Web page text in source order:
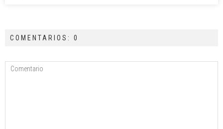
COMENTARIOS: 0